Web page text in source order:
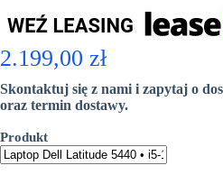
2.199,00 zł
Skontaktuj się z nami i zapytaj o
oraz termin dostawy.
Produkt